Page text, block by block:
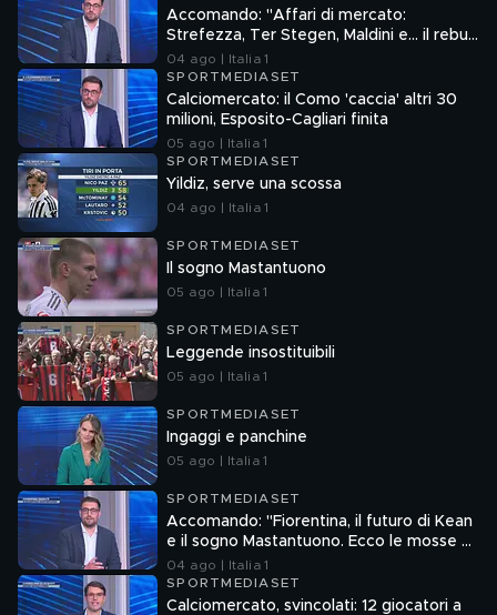
Accomando: "Affari di mercato:
Strefezza, Ter Stegen, Maldini e... il rebus
Sebastiano Esposito"
04 ago | Italia 1
SPORTMEDIASET
Calciomercato: il Como 'caccia' altri 30
milioni, Esposito-Cagliari finita
05 ago | Italia 1
SPORTMEDIASET
Yildiz, serve una scossa
04 ago | Italia 1
SPORTMEDIASET
Il sogno Mastantuono
05 ago | Italia 1
SPORTMEDIASET
Leggende insostituibili
05 ago | Italia 1
SPORTMEDIASET
Ingaggi e panchine
05 ago | Italia 1
SPORTMEDIASET
Accomando: "Fiorentina, il futuro di Kean
e il sogno Mastantuono. Ecco le mosse di
Como e Roma"
04 ago | Italia 1
SPORTMEDIASET
Calciomercato, svincolati: 12 giocatori a